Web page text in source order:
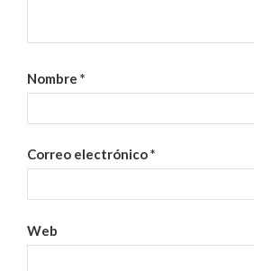
Nombre *
Correo electrónico*
Web